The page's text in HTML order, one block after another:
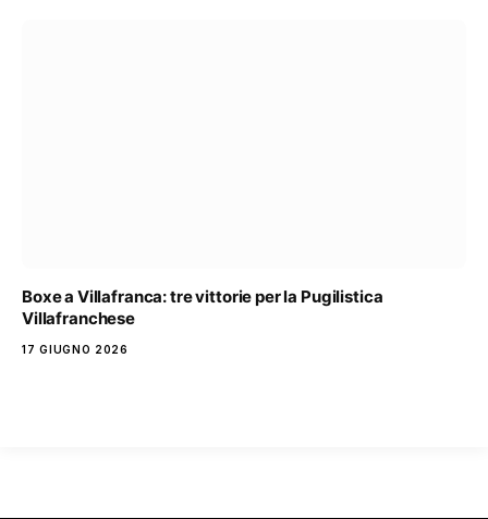
Boxe a Villafranca: tre vittorie per la Pugilistica
Villafranchese
17 GIUGNO 2026